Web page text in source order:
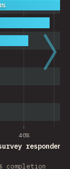
40%
respondents
completion